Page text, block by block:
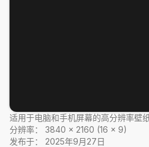
适用于电脑和手机屏幕的高分辨率壁
分辨率：
3840 × 2160 (16 × 9)
发布于：
2025年9月27日